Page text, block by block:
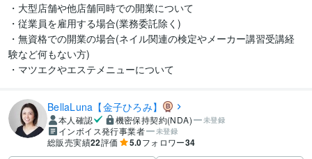
・大型店舗や他店舗同時での開業について
・従業員を雇用する場合(業務委託除く)
・無資格での開業の場合(ネイル関連の検定やメーカー講習受講経
験など何もない方)
・マツエクやエステメニューについて
BellaLuna【金子ひろみ】
本人確認 機密保持契約(NDA) 未登録
インボイス発行事業者 未登録
総販売実績22評価 5.0フォロワー34